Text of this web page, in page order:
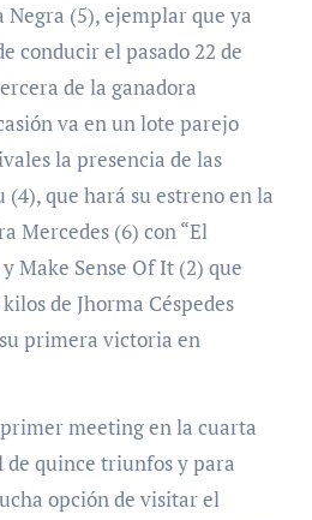
Negra (5), ejemplar que ya
conducir el pasado 22 de
de la ganadora
va en un lote parejo
la presencia de las
que hará su estreno en la
Mercedes (6) con “El
Make Sense Of It (2) que
de Jhorma Céspedes
primera victoria en
meeting en la cuarta
quince triunfos y para
opción de visitar el